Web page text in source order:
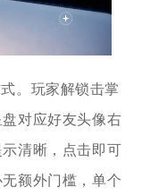
。玩家解锁击掌
对应好友头像右
清晰，点击即可
额外门槛，单个